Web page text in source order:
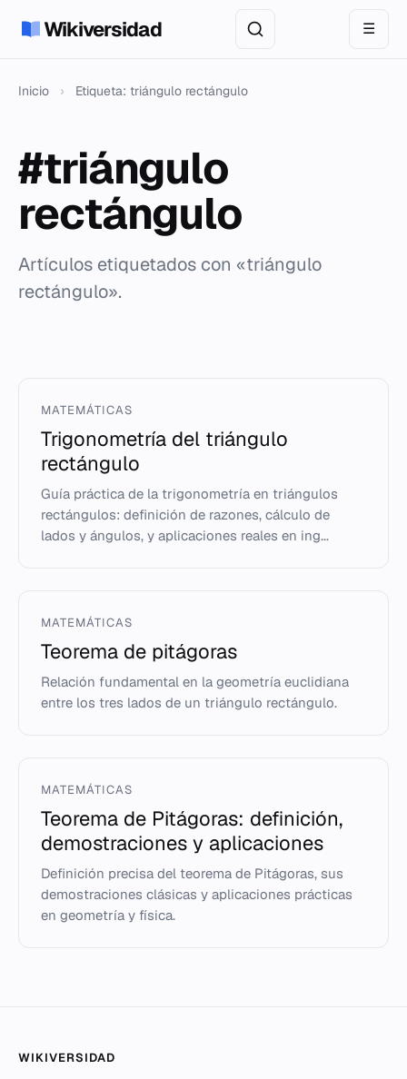
Wikiversidad ☰
Inicio › Etiqueta: triángulo rectángulo
#triángulo
rectángulo
Artículos etiquetados con «triángulo
rectángulo».
MATEMÁTICAS
Trigonometría del triángulo
rectángulo
Guía práctica de la trigonometría en triángulos
rectángulos: definición de razones, cálculo de
lados y ángulos, y aplicaciones reales en ing...
MATEMÁTICAS
Teorema de pitágoras
Relación fundamental en la geometría euclidiana
entre los tres lados de un triángulo rectángulo.
MATEMÁTICAS
Teorema de Pitágoras: definición,
demostraciones y aplicaciones
Definición precisa del teorema de Pitágoras, sus
demostraciones clásicas y aplicaciones prácticas
en geometría y física.
WIKIVERSIDAD